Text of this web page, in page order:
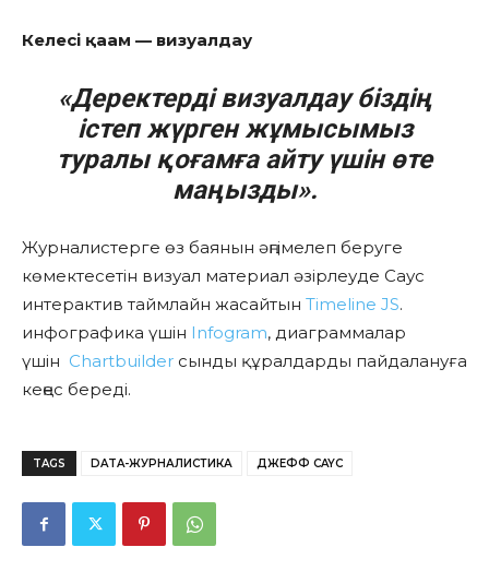
Келесі қаам — визуалдау
«Деректерді визуалдау біздің
істеп жүрген жұмысымыз
туралы қоғамға айту үшін өте
маңызды».
Журналистерге өз баянын әңгімелеп беруге
көмектесетін визуал материал әзірлеуде Саус
интерактив таймлайн жасайтын Timeline JS.
инфографика үшін Infogram, диаграммалар
үшін Chartbuilder сынды құралдарды пайдалануға
кеңес береді.
TAGS DATA-ЖУРНАЛИСТИКА ДЖЕФФ CAYC